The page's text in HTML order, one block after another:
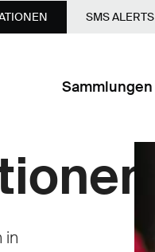
SMS ALERTS
Sammlungen
in